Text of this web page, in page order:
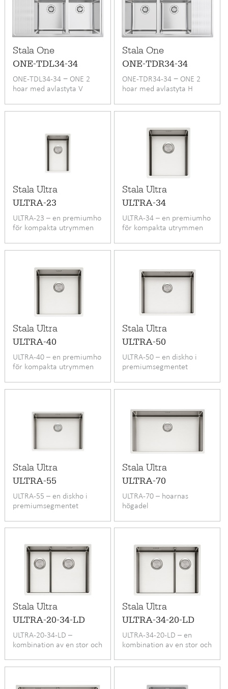
Stala One
ONE-TDL34-34
ONE-TDL34-34 − ONE 2
hoar med avlastyta V
Stala One
ONE-TDR34-34
ONE-TDR34-34 − ONE 2
hoar med avlastyta H
Stala Ultra
ULTRA-23
ULTRA-23 – en premiumho
för kompakta utrymmen
Stala Ultra
ULTRA-34
ULTRA-34 – en premiumho
för kompakta utrymmen
Stala Ultra
ULTRA-40
ULTRA-40 – en premiumho
för kompakta utrymmen
Stala Ultra
ULTRA-50
ULTRA-50 – en diskho i
premiumsegmentet
Stala Ultra
ULTRA-55
ULTRA-55 – en diskho i
premiumsegmentet
Stala Ultra
ULTRA-70
ULTRA-70 – hoarnas
högadel
Stala Ultra
ULTRA-20-34-LD
ULTRA-20-34-LD –
kombination av en stor och
Stala Ultra
ULTRA-34-20-LD
ULTRA-34-20-LD – en
kombination av en stor och